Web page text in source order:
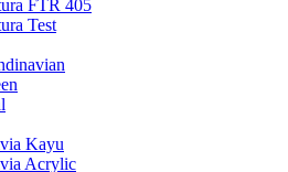
FTR 405
Test
Kayu
Acrylic